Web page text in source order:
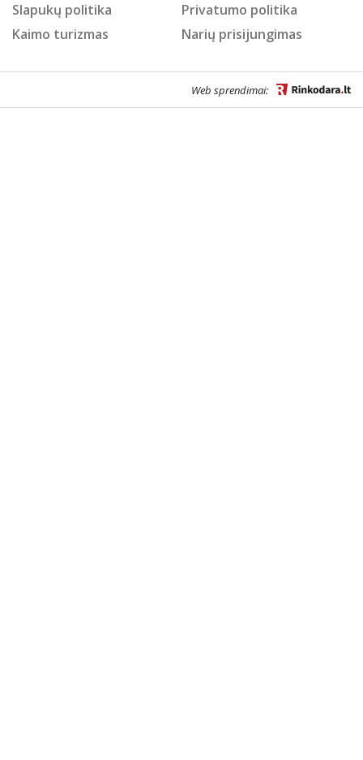
Slapukų politika
Privatumo politika
Kaimo turizmas
Narių prisijungimas
Web sprendimai: